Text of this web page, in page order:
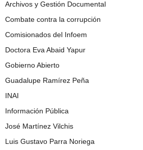
Archivos y Gestión Documental
Combate contra la corrupción
Comisionados del Infoem
Doctora Eva Abaid Yapur
Gobierno Abierto
Guadalupe Ramírez Peña
INAI
Información Pública
José Martínez Vilchis
Luis Gustavo Parra Noriega